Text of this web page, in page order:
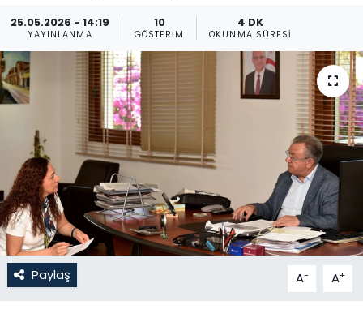
25.05.2026 - 14:19
YAYINLANMA
10
GÖSTERIM
4 DK
OKUNMA SÜRESI
Paylaş A- A+
Magazin
Moda
Nöbetçi Eczaneler
Otomobil Dünyası
Politika
SAĞLIK